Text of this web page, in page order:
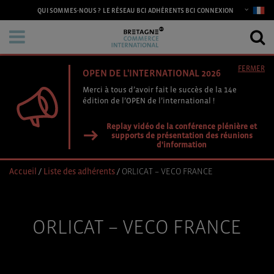
QUI SOMMES-NOUS ? LE RÉSEAU BCI ADHÉRENTS BCI CONNEXION
OPEN DE L'INTERNATIONAL 2026
Merci à tous d’avoir fait le succès de la 14e
édition de l’OPEN de l’international !
Replay vidéo de la conférence plénière et
supports de présentation des réunions
d'information
FERMER
Accueil / Liste des adhérents/ ORLICAT – VECO FRANCE
ORLICAT – VECO FRANCE